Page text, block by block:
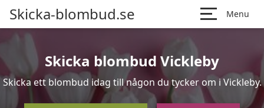
Skicka-blombud.se Menu
Skicka blombud Vickleby
Skicka ett blombud idag till någon du tycker om i Vickleby.